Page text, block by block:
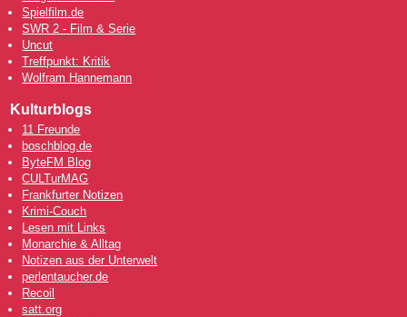
Spielfilm.de
SWR 2 - Film & Serie
Uncut
Treffpunkt: Kritik
Wolfram Hannemann
Kulturblogs
11 Freunde
boschblog.de
ByteFM Blog
CULTurMAG
Frankfurter Notizen
Krimi-Couch
Lesen mit Links
Monarchie & Alltag
Notizen aus der Unterwelt
perlentaucher.de
Recoil
satt.org